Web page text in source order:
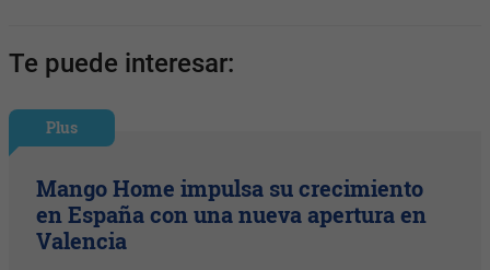
Te puede interesar:
Plus
Mango Home impulsa su crecimiento
en España con una nueva apertura en
Valencia